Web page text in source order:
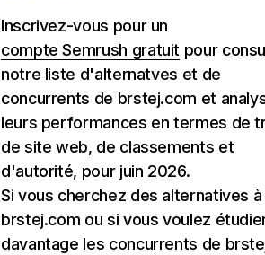
Inscrivez-vous pour un
compte Semrush gratuit pour
notre liste d'alternatves et de
concurrents de brstej.com et
leurs performances en termes de
de site web, de classements et
d'autorité, pour juin 2026.
Si vous cherchez des alternatives à
brstej.com ou si vous voulez
davantage les concurrents de